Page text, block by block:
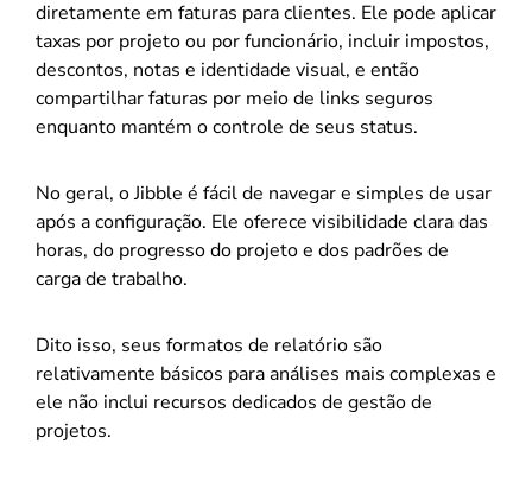
diretamente em faturas para clientes. Ele pode aplicar
taxas por projeto ou por funcionário, incluir impostos,
descontos, notas e identidade visual, e então
compartilhar faturas por meio de links seguros
enquanto mantém o controle de seus status.
No geral, o Jibble é fácil de navegar e simples de usar
após a configuração. Ele oferece visibilidade clara das
horas, do progresso do projeto e dos padrões de
carga de trabalho.
Dito isso, seus formatos de relatório são
relativamente básicos para análises mais complexas e
ele não inclui recursos dedicados de gestão de
projetos.